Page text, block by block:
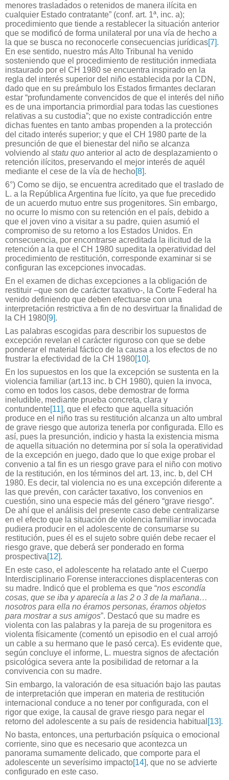
menores trasladados o retenidos de manera ilícita en
cualquier Estado contratante” (conf. art. 1ª, inc. a);
procedimiento que tiende a restablecer la situación anterior
que se modificó de forma unilateral por una vía de hecho a
la que se busca no reconocerle consecuencias jurídicas[7].
En ese sentido, nuestro más Alto Tribunal ha venido
sosteniendo que el procedimiento de restitución inmediata
instaurado por el CH 1980 se encuentra inspirado en la
regla del interés superior del niño establecida por la CDN,
dado que en su preámbulo los Estados firmantes declaran
estar “profundamente convencidos de que el interés del niño
es de una importancia primordial para todas las cuestiones
relativas a su custodia”; que no existe contradicción entre
dichas fuentes en tanto ambas propenden a la protección
del citado interés superior; y que el CH 1980 parte de la
presunción de que el bienestar del niño se alcanza
volviendo al statu quo anterior al acto de desplazamiento o
retención ilícitos, preservando el mejor interés de aquél
mediante el cese de la vía de hecho[8].
6°) Como se dijo, se encuentra acreditado que el traslado de
L. a la República Argentina fue lícito, ya que fue precedido
de un acuerdo mutuo entre sus progenitores. Sin embargo,
no ocurre lo mismo con su retención en el país, debido a
que el joven vino a visitar a su padre, quien asumió el
compromiso de su retorno a los Estados Unidos. En
consecuencia, por encontrarse acreditada la ilicitud de la
retención a la que el CH 1980 supedita la operatividad del
procedimiento de restitución, corresponde examinar si se
configuran las excepciones invocadas.
En el examen de dichas excepciones a la obligación de
restituir –que son de carácter taxativo-, la Corte Federal ha
venido definiendo que deben efectuarse con una
interpretación restrictiva a fin de no desvirtuar la finalidad de
la CH 1980[9].
Las palabras escogidas para describir los supuestos de
excepción revelan el carácter riguroso con que se debe
ponderar el material fáctico de la causa a los efectos de no
frustrar la efectividad de la CH 1980[10].
En los supuestos en los que la excepción se sustenta en la
violencia familiar (art.13 inc. b CH 1980), quien la invoca,
como en todos los casos, debe demostrar de forma
ineludible, mediante prueba concreta, clara y
contundente[11], que el efecto que aquella situación
produce en el niño tras su restitución alcanza un alto umbral
de grave riesgo que autoriza tenerla por configurada. Ello es
así, pues la presunción, indicio y hasta la existencia misma
de aquella situación no determina por sí sola la operatividad
de la excepción en juego, dado que lo que exige probar el
convenio a tal fin es un riesgo grave para el niño con motivo
de la restitución, en los términos del art. 13, inc. b, del CH
1980. Es decir, tal violencia no es una excepción diferente a
las que prevén, con carácter taxativo, los convenios en
cuestión, sino una especie más del género “grave riesgo”.
De ahí que el análisis del presente caso debe centralizarse
en el efecto que la situación de violencia familiar invocada
pudiera producir en el adolescente de consumarse su
restitución, pues él es el sujeto sobre quién debe recaer el
riesgo grave, que deberá ser ponderado en forma
prospectiva[12].
En este caso, el adolescente ha relatado ante el Cuerpo
Interdisciplinario Forense interacciones displacenteras con
su madre. Indicó que el problema es que “nos escondía
cosas, que se iba y aparecía a las 2 o 3 de la mañana…
nosotros para ella no éramos personas, éramos objetos
para mostrar a sus amigos”. Destacó que su madre es
violenta con las palabras y la pareja de su progenitora es
violenta físicamente (comentó un episodio en el cual arrojó
un cable a su hermano que le pasó cerca). Es evidente que,
según concluye el informe, L. muestra signos de afectación
psicológica severa ante la posibilidad de retornar a la
convivencia con su madre.
Sin embargo, la valoración de esa situación bajo las pautas
de interpretación que imperan en materia de restitución
internacional conduce a no tener por configurada, con el
rigor que exige, la causal de grave riesgo para negar el
retorno del adolescente a su país de residencia habitual [13].
No basta, entonces, una perturbación psíquica o emocional
corriente, sino que es necesario que acontezca un
panorama sumamente delicado, que comporte para el
adolescente un severísimo impacto[14], que no se advierte
configurado en este caso.